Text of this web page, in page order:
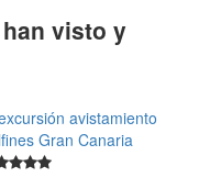
visto y